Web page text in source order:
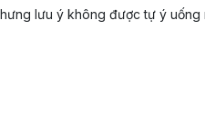
lưu ý không được tự ý